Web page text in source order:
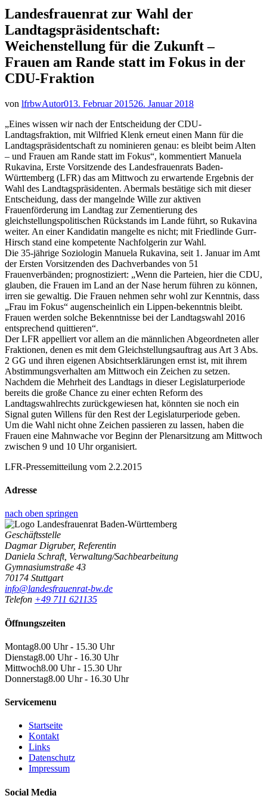
Landesfrauenrat zur Wahl der
Landtagspräsidentschaft:
Weichenstellung für die Zukunft –
Frauen am Rande statt im Fokus in der
CDU-Fraktion
von lfrbwAutor013. Februar 201526. Januar 2018
„Eines wissen wir nach der Entscheidung der CDU-
Landtagsfraktion, mit Wilfried Klenk erneut einen Mann für die
Landtagspräsidentschaft zu nominieren genau: es bleibt beim Alten
– und Frauen am Rande statt im Fokus“, kommentiert Manuela
Rukavina, Erste Vorsitzende des Landesfrauenrats Baden-
Württemberg (LFR) das am Mittwoch zu erwartende Ergebnis der
Wahl des Landtagspräsidenten. Abermals bestätige sich mit dieser
Entscheidung, dass der mangelnde Wille zur aktiven
Frauenförderung im Landtag zur Zementierung des
gleichstellungspolitischen Rückstands im Lande führt, so Rukavina
weiter. An einer Kandidatin mangelte es nicht; mit Friedlinde Gurr-
Hirsch stand eine kompetente Nachfolgerin zur Wahl.
Die 35-jährige Soziologin Manuela Rukavina, seit 1. Januar im Amt
der Ersten Vorsitzenden des Dachverbandes von 51
Frauenverbänden; prognostiziert: „Wenn die Parteien, hier die CDU,
glauben, die Frauen im Land an der Nase herum führen zu können,
irren sie gewaltig. Die Frauen nehmen sehr wohl zur Kenntnis, dass
„Frau im Fokus“ augenscheinlich ein Lippen-bekenntnis bleibt.
Frauen werden solche Bekenntnisse bei der Landtagswahl 2016
entsprechend quittieren“.
Der LFR appelliert vor allem an die männlichen Abgeordneten aller
Fraktionen, denen es mit dem Gleichstellungsauftrag aus Art 3 Abs.
2 GG und ihren eigenen Absichtserklärungen ernst ist, mit ihrem
Abstimmungsverhalten am Mittwoch ein Zeichen zu setzen.
Nachdem die Mehrheit des Landtags in dieser Legislaturperiode
bereits die große Chance zu einer echten Reform des
Landtagswahlrechts zurückgewiesen hat, könnten sie noch ein
Signal guten Willens für den Rest der Legislaturperiode geben.
Um die Wahl nicht ohne Zeichen passieren zu lassen, haben die
Frauen eine Mahnwache vor Beginn der Plenarsitzung am Mittwoch
zwischen 9 und 10 Uhr organisiert.
LFR-Pressemitteilung vom 2.2.2015
Adresse
nach oben springen
Geschäftsstelle
Dagmar Digruber, Referentin
Daniela Schraft, Verwaltung/Sachbearbeitung
Gymnasiumstraße 43
70174 Stuttgart
info@landesfrauenrat-bw.de
Telefon +49 711 621135
Öffnungszeiten
Montag8.00 Uhr - 15.30 Uhr
Dienstag8.00 Uhr - 16.30 Uhr
Mittwoch8.00 Uhr - 15.30 Uhr
Donnerstag8.00 Uhr - 16.30 Uhr
Servicemenu
Startseite
Kontakt
Links
Datenschutz
Impressum
Social Media